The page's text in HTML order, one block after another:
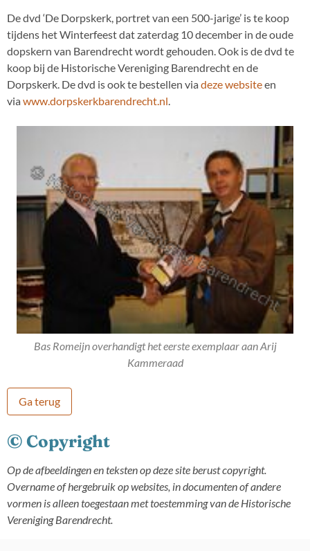
De dvd ‘De Dorpskerk, portret van een 500-jarige’ is te koop
tijdens het Winterfeest dat zaterdag 10 december in de oude
dopskern van Barendrecht wordt gehouden. Ook is de dvd te
koop bij de Historische Vereniging Barendrecht en de
Dorpskerk. De dvd is ook te bestellen via deze websiteen
via www.dorpskerkbarendrecht.nl.
Bas Romeijn overhandigt het eerste exemplaar aan Arij
Kammeraad
Ga terug
© Copyright
Op de afbeeldingen en teksten op deze site berust copyright.
Overname of hergebruik op websites, in documenten of andere
vormen is alleen toegestaan met toestemming van de Historische
Vereniging Barendrecht.